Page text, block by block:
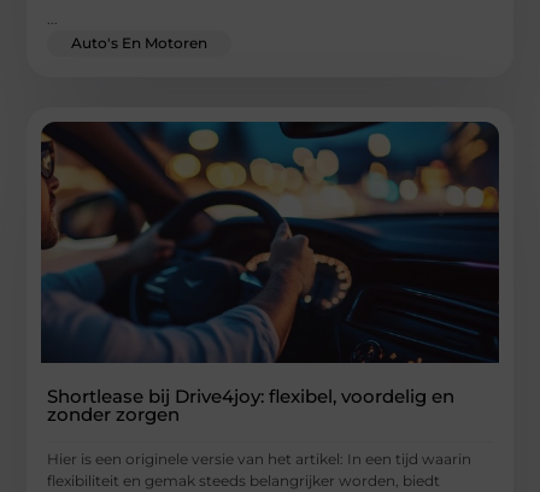
...
Auto's En Motoren
Shortlease bij Drive4joy: flexibel, voordelig en
zonder zorgen
Hier is een originele versie van het artikel: In een tijd waarin
flexibiliteit en gemak steeds belangrijker worden, biedt